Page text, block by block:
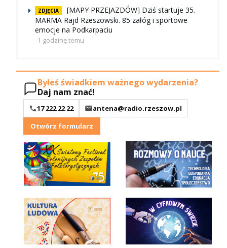
ZDJĘCIA
[MAPY PRZEJAZDÓW] Dziś startuje 35.
MARMA Rajd Rzeszowski. 85 załóg i sportowe
emocje na Podkarpaciu
1 godzinę temu
Byłeś świadkiem ważnego wydarzenia?
Daj nam znać!
17 222 22 22
antena@radio.rzeszow.pl
Otwórz formularz